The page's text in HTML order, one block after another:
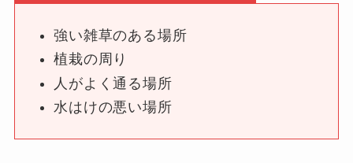
強い雑草のある場所
植栽の周り
人がよく通る場所
水はけの悪い場所